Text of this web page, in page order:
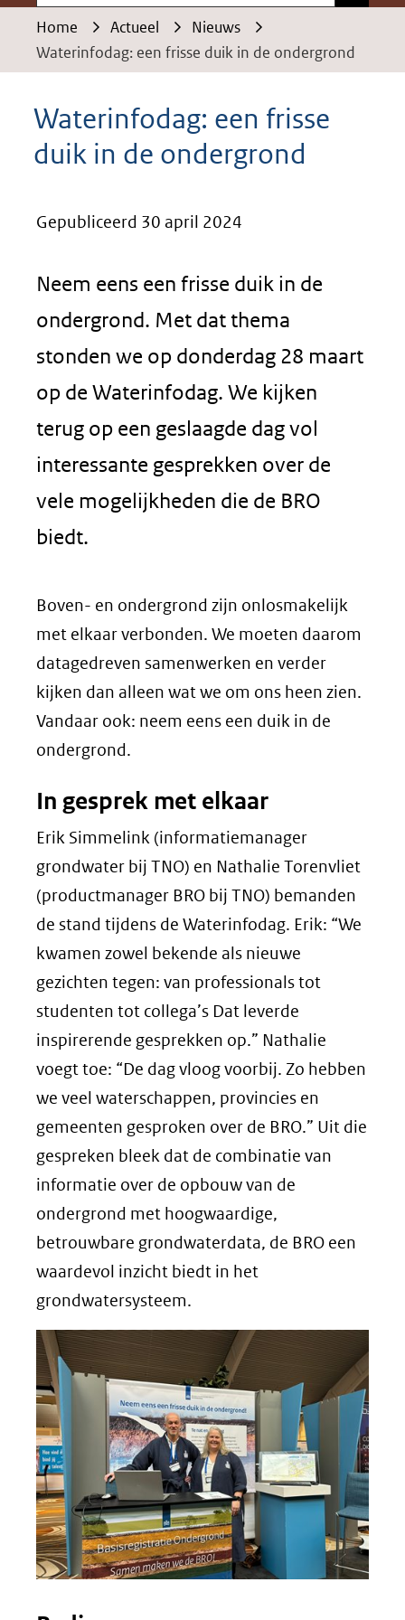
Home Actueel
Nieuws
Waterinfodag: een frisse duik in de ondergrond
Waterinfodag: een frisse
duik in de ondergrond
Gepubliceerd 30 april 2024
Neem eens een frisse duik in de
ondergrond. Met dat thema
stonden we op donderdag 28 maart
op de Waterinfodag. We kijken
terug op een geslaagde dag vol
interessante gesprekken over de
vele mogelijkheden die de BRO
biedt.
Boven- en ondergrond zijn onlosmakelijk
met elkaar verbonden. We moeten daarom
datagedreven samenwerken en verder
kijken dan alleen wat we om ons heen zien.
Vandaar ook: neem eens een duik in de
ondergrond.
In gesprek met elkaar
Erik Simmelink (informatiemanager
grondwater bij TNO) en Nathalie Torenvliet
(productmanager BRO bij TNO) bemanden
de stand tijdens de Waterinfodag. Erik: “We
kwamen zowel bekende als nieuwe
gezichten tegen: van professionals tot
studenten tot collega’s Dat leverde
inspirerende gesprekken op.” Nathalie
voegt toe: “De dag vloog voorbij. Zo hebben
we veel waterschappen, provincies en
gemeenten gesproken over de BRO.” Uit die
gespreken bleek dat de combinatie van
informatie over de opbouw van de
ondergrond met hoogwaardige,
betrouwbare grondwaterdata, de BRO een
waardevol inzicht biedt in het
grondwatersysteem.